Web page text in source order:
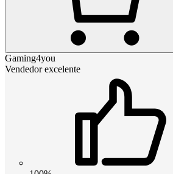
Gaming4you
Vendedor excelente